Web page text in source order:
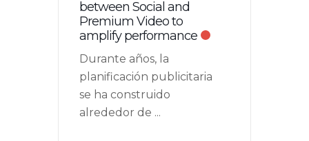
between Social and
Premium Video to
amplify performance
Durante años, la
planificación publicitaria
se ha construido
alrededor de ...